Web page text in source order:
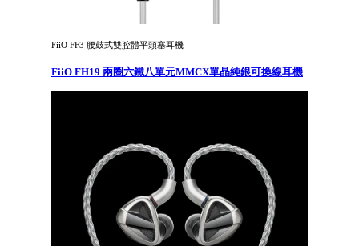
FiiO FF3 腰鼓式雙腔體平頭塞耳機
FiiO FH19 兩圈六鐵八單元MMCX單晶純銀可換線耳機